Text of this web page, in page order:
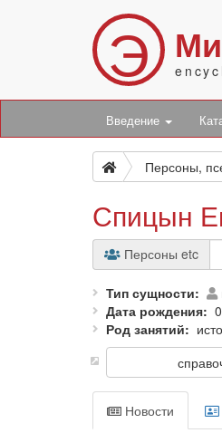
Э
Введение
Спицын
Персоны etc
Тип сущности
Дата рождения
Род занятий
Новости